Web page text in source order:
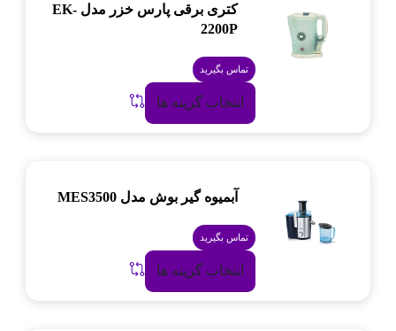
کتری برقی پارس خزر مدل EK-
2200P
تماس بگیرید
انتخاب گزینه ها
آبمیوه گیر بوش مدل MES3500
تماس بگیرید
انتخاب گزینه ها